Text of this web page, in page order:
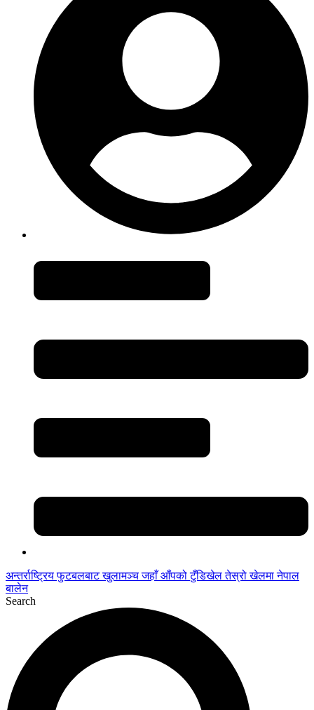
अन्तर्राष्ट्रिय फुटबलबाट खुलामञ्च जहाँ आँपको टुँडिखेल तेस्रो खेलमा नेपाल
बालेन
Search